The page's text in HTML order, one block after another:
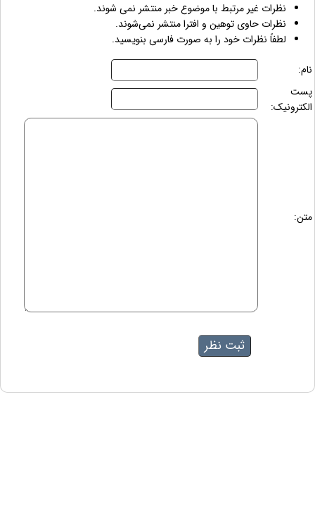
نظرات غیر مرتبط با موضوع خبر منتشر نمی شوند.
نظرات حاوی توهین و افترا منتشر نمی‌شوند.
لطفاً نظرات خود را به صورت فارسی بنویسید.
نام:
پست
الکترونیک:
متن: